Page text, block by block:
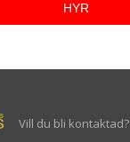
HYR
Vill du bli kontaktad?